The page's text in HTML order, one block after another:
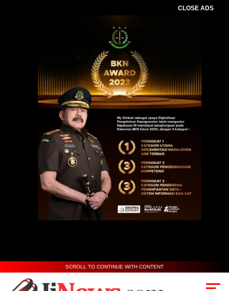
CLOSE ADS
SCROLL TO CONTINUE WITH CONTENT